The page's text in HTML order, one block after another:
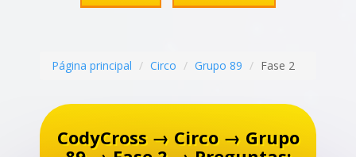
Página principal Circo Grupo 89 Fase 2
CodyCross → Circo → Grupo